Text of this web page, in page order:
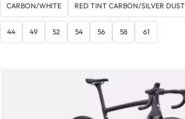
prix :
3
359,00 €
à
CARBON/WHITE RED TINT CARBON/SILVER DUST
44 49 52 54 56 58 61